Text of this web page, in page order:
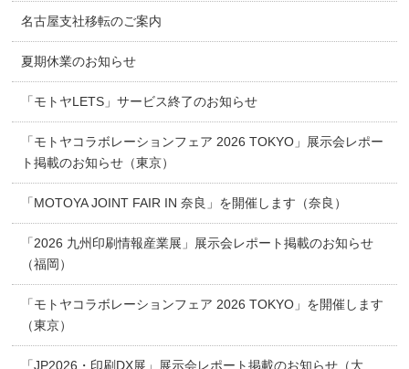
名古屋支社移転のご案内
夏期休業のお知らせ
「モトヤLETS」サービス終了のお知らせ
「モトヤコラボレーションフェア 2026 TOKYO」展示会レポー
ト掲載のお知らせ（東京）
「MOTOYA JOINT FAIR IN 奈良」を開催します（奈良）
「2026 九州印刷情報産業展」展示会レポート掲載のお知らせ
（福岡）
「モトヤコラボレーションフェア 2026 TOKYO」を開催します
（東京）
「JP2026・印刷DX展」展示会レポート掲載のお知らせ（大